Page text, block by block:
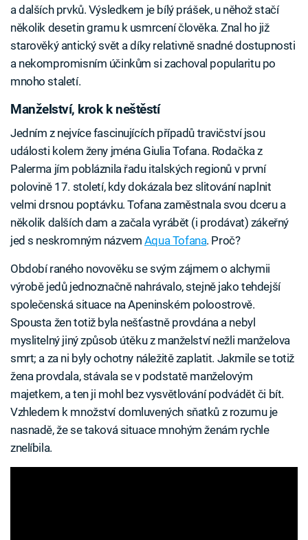
a dalších prvků. Výsledkem je bílý prášek, u něhož stačí
několik desetin gramu k usmrcení člověka. Znal ho již
starověký antický svět a díky relativně snadné dostupnosti
a nekompromisním účinkům si zachoval popularitu po
mnoho staletí.
Manželství, krok k neštěstí
Jedním z nejvíce fascinujících případů travičství jsou
události kolem ženy jména Giulia Tofana. Rodačka z
Palerma jím pobláznila řadu italských regionů v první
polovině 17. století, kdy dokázala bez slitování naplnit
velmi drsnou poptávku. Tofana zaměstnala svou dceru a
několik dalších dam a začala vyrábět (i prodávat) zákeřný
jed s neskromným názvem Aqua Tofana. Proč?
Období raného novověku se svým zájmem o alchymii
výrobě jedů jednoznačně nahrávalo, stejně jako tehdejší
společenská situace na Apeninském poloostrově.
Spousta žen totiž byla nešťastně provdána a nebyl
myslitelný jiný způsob útěku z manželství nežli manželova
smrt; a za ni byly ochotny náležitě zaplatit. Jakmile se totiž
žena provdala, stávala se v podstatě manželovým
majetkem, a ten ji mohl bez vysvětlování podvádět či bít.
Vzhledem k množství domluvených sňatků z rozumu je
nasnadě, že se taková situace mnohým ženám rychle
znelíbila.